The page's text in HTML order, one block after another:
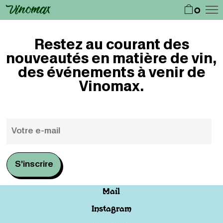
0
Restez au courant des
nouveautés en matière de vin,
des événements à venir de
Vinomax.
Mail
Instagram